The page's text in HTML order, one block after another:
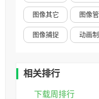
图像其它 图像
图像捕捉 动画
相关排行
下载周排行